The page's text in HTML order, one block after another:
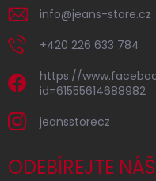
info@jeans-store.cz
+420 226 633 784
https://
id=61555614688982
jeansstorecz
ODEBÍREJTE